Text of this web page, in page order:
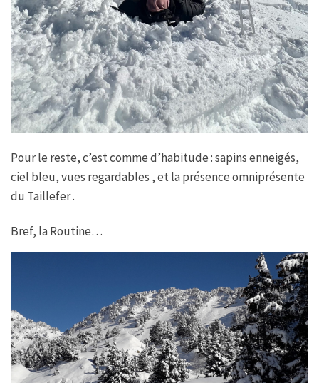
Pour le reste, c’est comme d’habitude : sapins enneigés,
ciel bleu, vues regardables , et la présence omniprésente
du Taillefer .
Bref, la Routine…